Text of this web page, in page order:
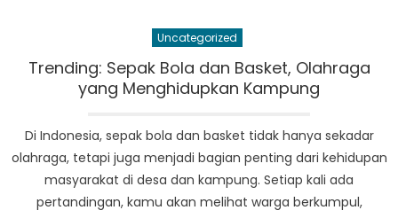
Uncategorized
Trending: Sepak Bola dan Basket, Olahraga
yang Menghidupkan Kampung
Di Indonesia, sepak bola dan basket tidak hanya sekadar
olahraga, tetapi juga menjadi bagian penting dari kehidupan
masyarakat di desa dan kampung. Setiap kali ada
pertandingan, kamu akan melihat warga berkumpul,